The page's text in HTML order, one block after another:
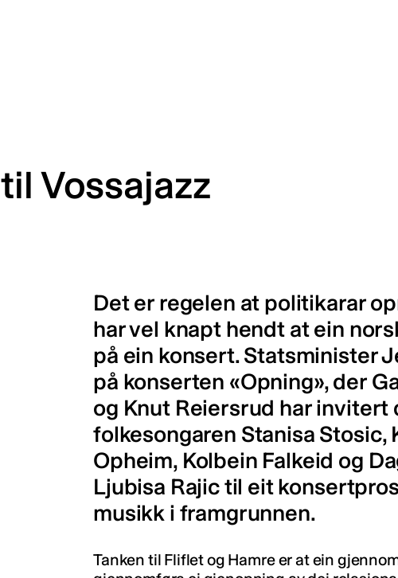
Vossajazz
Det er regelen at politikarar
har vel knapt hendt at ein
på ein konsert. Statsminister
på konserten «Opning», der
og Knut Reiersrud har invitert
folkesongaren Stanisa Stosic,
Opheim, Kolbein Falkeid og
Ljubisa Rajic til eit
musikk i framgrunnen.
Tanken til Fliflet og Hamre er at ein